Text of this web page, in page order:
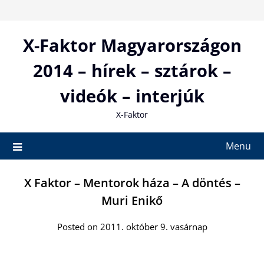
contentX-Faktor Magyarországon
2014 – hírek – sztárok –
videók – interjúk
X-Faktor
Menu
X Faktor – Mentorok háza – A döntés –
Muri Enikő
Posted on 2011. október 9. vasárnap